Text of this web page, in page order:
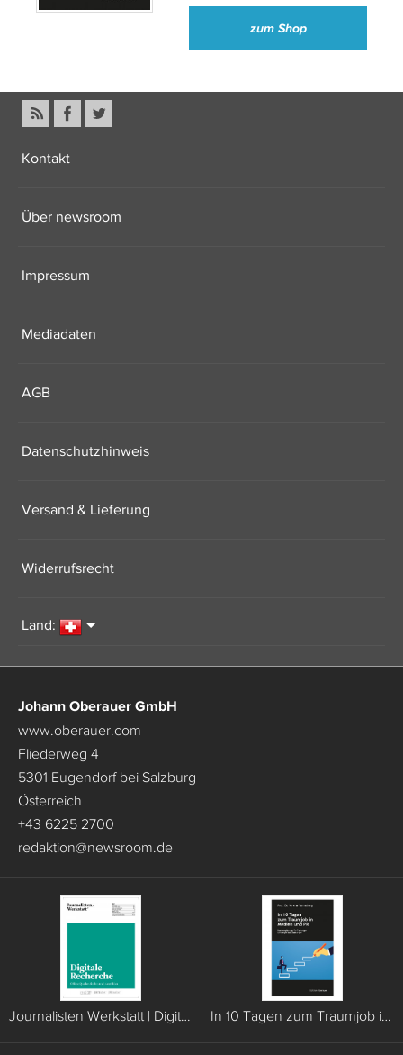
zum Shop
Kontakt
Über newsroom
Impressum
Mediadaten
AGB
Datenschutzhinweis
Versand & Lieferung
Widerrufsrecht
Land:
Johann Oberauer GmbH
www.oberauer.com
Fliederweg 4
5301 Eugendorf bei Salzburg
Österreich
+43 6225 2700
redaktion@newsroom.de
Journalisten Werkstatt | Digitale Recherche In 10 Tagen zum Traumjob in Medien und PR